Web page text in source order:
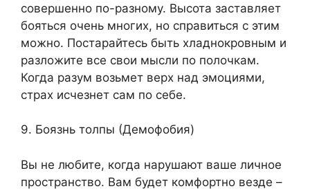
совершенно по-разному. Высота заставляет
бояться очень многих, но справиться с этим
можно. Постарайтесь быть хладнокровным и
разложите все свои мысли по полочкам.
Когда разум возьмет верх над эмоциями,
страх исчезнет сам по себе.
9. Боязнь толпы (Демофобия)
Вы не любите, когда нарушают ваше личное
пространство. Вам будет комфортно везде –